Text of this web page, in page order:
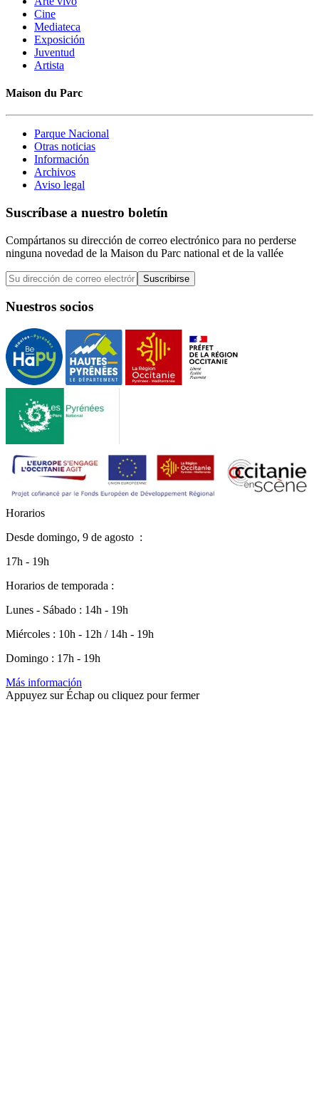
Cine
Mediateca
Exposición
Juventud
Artista
Maison du Parc
Parque Nacional
Otras noticias
Información
Archivos
Aviso legal
Suscríbase a nuestro boletín
Compártanos su dirección de correo electrónico para no perderse
ninguna novedad de la Maison du Parc national et de la vallée
Suscribirse
Nuestros socios
Horarios
Desde domingo, 9 de agosto :
17h - 19h
Horarios de temporada :
Lunes - Sábado : 14h - 19h
Miércoles : 10h - 12h / 14h - 19h
Domingo : 17h - 19h
Más información
Appuyez sur Échap ou cliquez pour fermer